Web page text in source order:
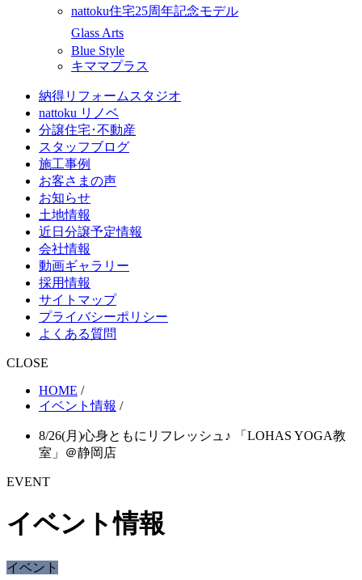
nattoku住宅25周年記念モデル
Glass Arts
Blue Style
キママプラス
納得リフォームスタジオ
nattoku リノベ
分譲住宅･不動産
スタッフブログ
施工事例
お客さまの声
お知らせ
土地情報
近日分譲予定情報
会社情報
動画ギャラリー
採用情報
サイトマップ
プライバシーポリシー
よくある質問
CLOSE
HOME /
イベント情報 /
8/26(月)心身ともにリフレッシュ♪ 「LOHAS YOGA教
室」＠静岡店
EVENT
イベント情報
イベント